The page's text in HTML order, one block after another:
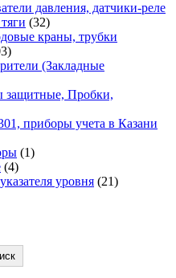
давления, датчики-реле
3232
товара
краны, трубки
103
товара(Закладные
Пробки,
приборы учета в Казани
11
44
товара уровня 2121